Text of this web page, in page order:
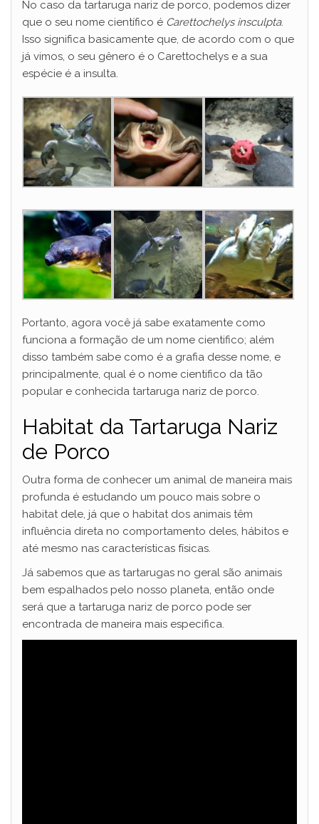
No caso da tartaruga nariz de porco, podemos dizer
que o seu nome científico é Carettochelys insculpta.
Isso significa basicamente que, de acordo com o que
já vimos, o seu gênero é o Carettochelys e a sua
espécie é a insulta.
Portanto, agora você já sabe exatamente como
funciona a formação de um nome cientifico; além
disso também sabe como é a grafia desse nome, e
principalmente, qual é o nome cientifico da tão
popular e conhecida tartaruga nariz de porco.
Habitat da Tartaruga Nariz
de Porco
Outra forma de conhecer um animal de maneira mais
profunda é estudando um pouco mais sobre o
habitat dele, já que o habitat dos animais têm
influência direta no comportamento deles, hábitos e
até mesmo nas características físicas.
Já sabemos que as tartarugas no geral são animais
bem espalhados pelo nosso planeta, então onde
será que a tartaruga nariz de porco pode ser
encontrada de maneira mais especifica.